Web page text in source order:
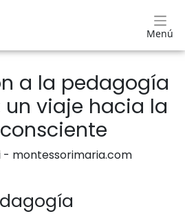
Menú
a la pedagogía
un viaje hacia la